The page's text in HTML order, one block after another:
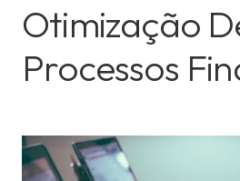
Otimização
Processos